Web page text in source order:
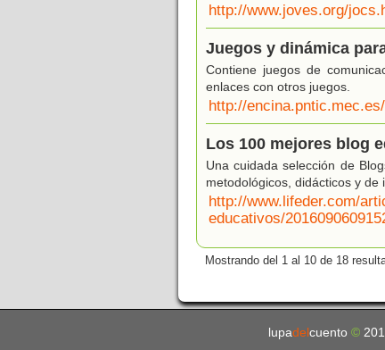
http://www.joves.org/
Juegos y dinámica
Contiene juegos de
enlaces con otros juegos.
http://
Los 100 mejores blog
Una cuidada selección de
metodológicos, didácticos y de
http://www.lifeder.com/
educativos/
Mostrando del 1 al 10 de 18
lupadel cuento ©